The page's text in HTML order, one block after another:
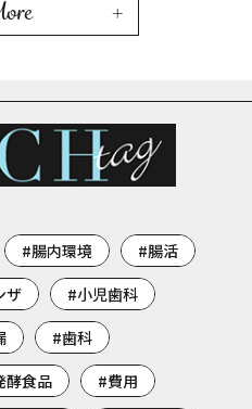
#腸内環境
#腸活
ザ
#小児歯科
#歯科
酵食品
#費用